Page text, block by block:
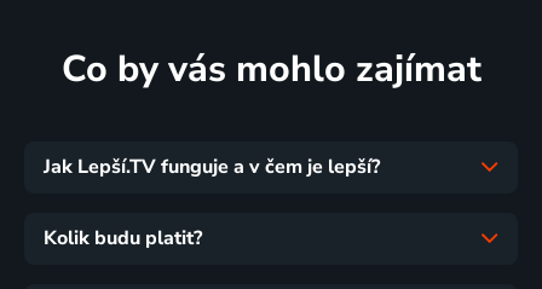
Co by vás mohlo zajímat
Jak Lepší.TV funguje a v čem je lepší?
Kolik budu platit?